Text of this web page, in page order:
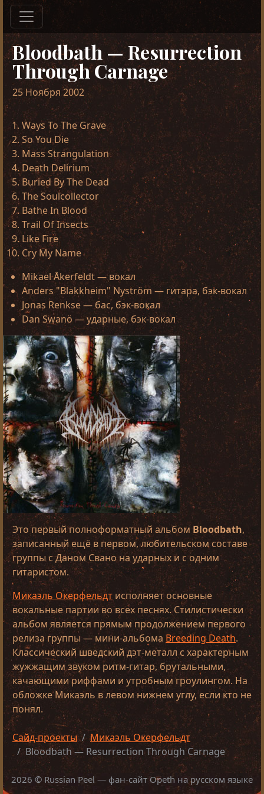
Bloodbath — Resurrection
Through Carnage
25 Ноября 2002
Ways To The Grave
So You Die
Mass Strangulation
Death Delirium
Buried By The Dead
The Soulcollector
Bathe In Blood
Trail Of Insects
Like Fire
Cry My Name
Mikael Åkerfeldt — вокал
Anders "Blakkheim" Nyström — гитара, бэк-вокал
Jonas Renkse — бас, бэк-вокал
Dan Swanö — ударные, бэк-вокал
Это первый полноформатный альбом Bloodbath,
записанный ещё в первом, любительском составе
группы с Даном Свано на ударных и с одним
гитаристом.
Микаэль Окерфельдт исполняет основные
вокальные партии во всех песнях. Стилистически
альбом является прямым продолжением первого
релиза группы — мини-альбома Breeding Death.
Классический шведский дэт-металл с характерным
жужжащим звуком ритм-гитар, брутальными,
качающими риффами и утробным гроулингом. На
обложке Микаэль в левом нижнем углу, если кто не
понял.
Сайд-проекты
Микаэль Окерфельдт
Bloodbath — Resurrection Through Carnage
2026 © Russian Peel — фан-сайт Opeth на русском языке